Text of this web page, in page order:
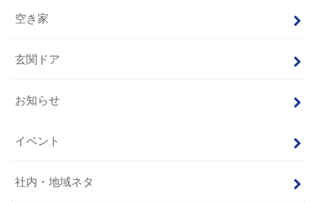
空き家
玄関ドア
お知らせ
イベント
社内・地域ネタ